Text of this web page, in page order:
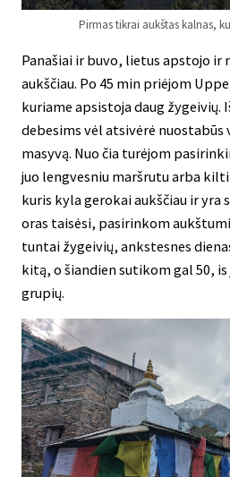
Pirmas tikrai aukštas kalnas,
Panašiai ir buvo, lietus apstojo
aukščiau. Po 45 min priėjom
kuriame apsistoja daug žygeivių.
debesims vėl atsivėrė nuostabūs
masyvą. Nuo čia turėjom
juo lengvesniu maršrutu arba
kuris kyla gerokai aukščiau ir yra
oras taisėsi, pasirinkom
tuntai žygeivių, ankstesnes
kitą, o šiandien sutikom gal 50,
grupių.